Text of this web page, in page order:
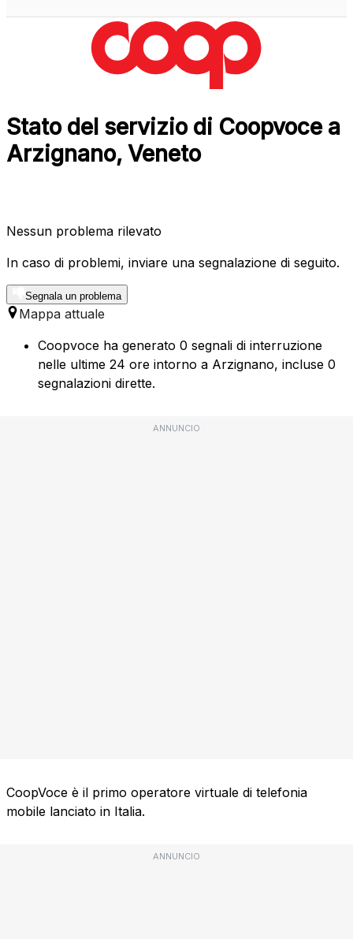
Stato del servizio di Coopvoce a
Arzignano, Veneto
Nessun problema rilevato
In caso di problemi, inviare una segnalazione di seguito.
Segnala un problema
Mappa attuale
Coopvoce ha generato 0 segnali di interruzione
nelle ultime 24 ore intorno a Arzignano, incluse 0
segnalazioni dirette.
ANNUNCIO
CoopVoce è il primo operatore virtuale di telefonia
mobile lanciato in Italia.
ANNUNCIO